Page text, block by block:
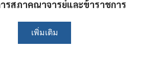
รสภาคณาจารย์และข้าราชการ
เพิ่มเติม